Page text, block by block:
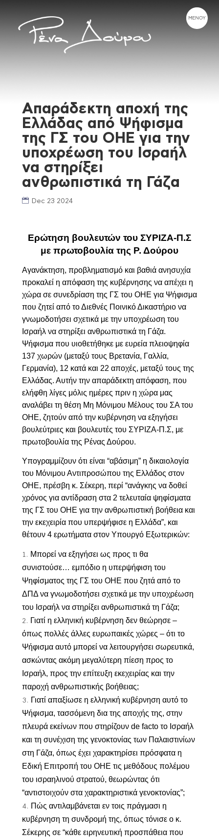
Απαράδεκτη αποχή της
Ελλάδας από Ψήφισμα
της ΓΣ του ΟΗΕ για την
υποχρέωση του Ισραήλ
να στηρίξει
ανθρωπιστικά τη Γάζα
Dec 23 2024
Ερώτηση βουλευτών του ΣΥΡΙΖΑ-Π.Σ
με πρωτοβουλία της Ρ. Δούρου
Αγανάκτηση, προβληματισμό και βαθιά ανησυχία
προκαλεί η απόφαση της κυβέρνησης να απέχει η
χώρα σε συνεδρίαση της ΓΣ του ΟΗΕ για Ψήφισμα
που ζητεί από το Διεθνές Ποινικό Δικαστήριο να
γνωμοδοτήσει σχετικά με την υποχρέωση του
Ισραήλ να στηρίξει ανθρωπιστικά τη Γάζα.
Ψήφισμα που υιοθετήθηκε με ευρεία πλειοψηφία
137 χωρών (μεταξύ τους Βρετανία, Γαλλία,
Γερμανία), 12 κατά και 22 αποχές, μεταξύ τους της
Ελλάδας. Αυτήν την απαράδεκτη απόφαση, που
ελήφθη λίγες μόλις ημέρες πριν η χώρα μας
αναλάβει τη θέση Μη Μόνιμου Μέλους του ΣΑ του
ΟΗΕ, ζητούν από την κυβέρνηση να εξηγήσει
βουλεύτριες και βουλευτές του ΣΥΡΙΖΑ-Π.Σ, με
πρωτοβουλία της Ρένας Δούρου.
Υπογραμμίζουν ότι είναι “αβάσιμη” η δικαιολογία
του Μόνιμου Αντιπροσώπου της Ελλάδος στον
ΟΗΕ, πρέσβη κ. Σέκερη, περί “ανάγκης να δοθεί
χρόνος για αντίδραση στα 2 τελευταία ψηφίσματα
της ΓΣ του ΟΗΕ για την ανθρωπιστική βοήθεια και
την εκεχειρία που υπερψήφισε η Ελλάδα”, και
θέτουν 4 ερωτήματα στον Υπουργό Εξωτερικών:
Μπορεί να εξηγήσει ως προς τι θα
συνιστούσε… εμπόδιο η υπερψήφιση του
Ψηφίσματος της ΓΣ του ΟΗΕ που ζητά από το
ΔΠΔ να γνωμοδοτήσει σχετικά με την υποχρέωση
του Ισραήλ να στηρίξει ανθρωπιστικά τη Γάζα;
Γιατί η ελληνική κυβέρνηση δεν θεώρησε –
όπως πολλές άλλες ευρωπαικές χώρες – ότι το
Ψήφισμα αυτό μπορεί να λειτουργήσει σωρευτικά,
ασκώντας ακόμη μεγαλύτερη πίεση προς το
Ισραήλ, προς την επίτευξη εκεχειρίας και την
παροχή ανθρωπιστικής βοήθειας;
Γιατί απαξίωσε η ελληνική κυβέρνηση αυτό το
Ψήφισμα, τασσόμενη δια της αποχής της, στην
πλευρά εκείνων που στηρίζουν de facto το Ισραήλ
και τη συνέχιση της γενοκτονίας των Παλαιστινίων
στη Γάζα, όπως έχει χαρακτηρίσει πρόσφατα η
Εδική Επιτροπή του ΟΗΕ τις μεθόδους πολέμου
του ισραηλινού στρατού, θεωρώντας ότι
“αντιστοιχούν στα χαρακτηριστικά γενοκτονίας”;
Πώς αντιλαμβάνεται εν τοις πράγμασι η
κυβέρνηση τη συνδρομή της, όπως τόνισε ο κ.
Σέκερης σε “κάθε ειρηνευτική προσπάθεια που